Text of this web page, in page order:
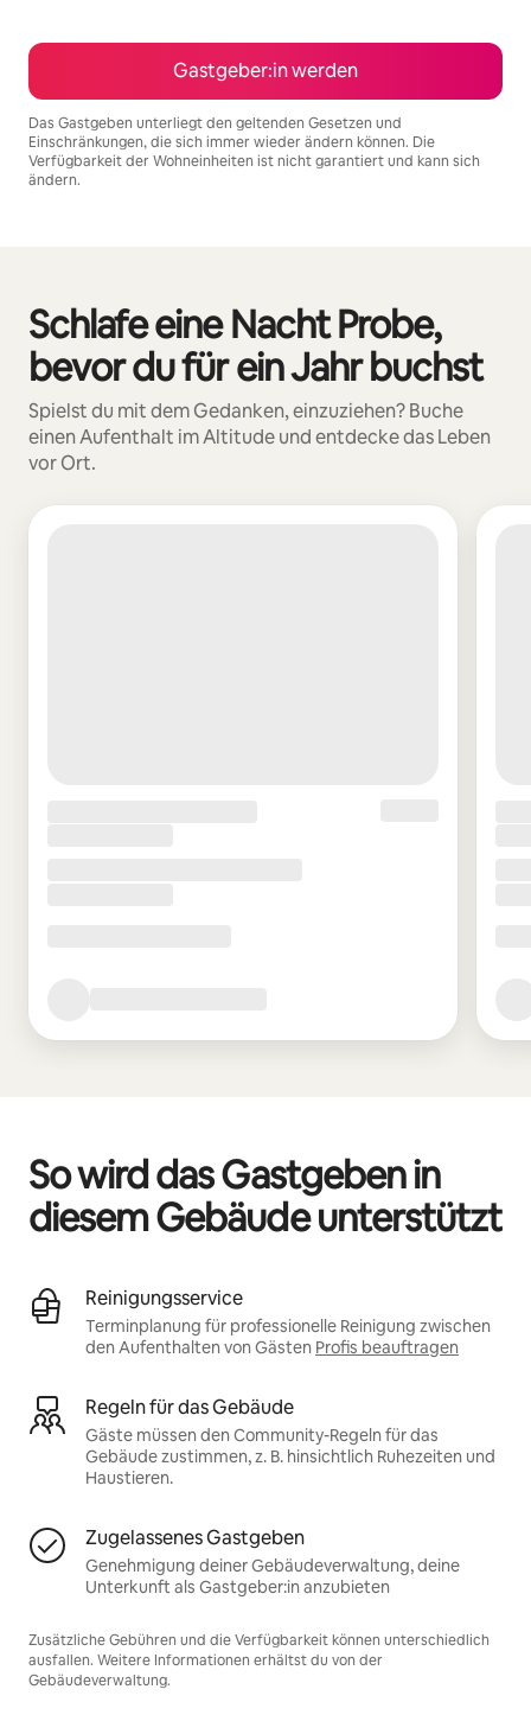
Gastgeber:in werden
Das Gastgeben unterliegt den geltenden Gesetzen und
Einschränkungen, die sich immer wieder ändern können. Die
Verfügbarkeit der Wohneinheiten ist nicht garantiert und kann sich
ändern.
Schlafe eine Nacht Probe,
bevor du für ein Jahr buchst
Spielst du mit dem Gedanken, einzuziehen? Buche
einen Aufenthalt im Altitude und entdecke das Leben
vor Ort.
0 von 0 Artikeln
So wird das Gastgeben in
diesem Gebäude unterstützt
Reinigungsservice
Terminplanung für professionelle Reinigung zwischen
den Aufenthalten von Gästen Profis beauftragen
Regeln für das Gebäude
Gäste müssen den Community-Regeln für das
Gebäude zustimmen, z. B. hinsichtlich Ruhezeiten und
Haustieren.
Zugelassenes Gastgeben
Genehmigung deiner Gebäudeverwaltung, deine
Unterkunft als Gastgeber:in anzubieten
Zusätzliche Gebühren und die Verfügbarkeit können unterschiedlich
ausfallen. Weitere Informationen erhältst du von der
Gebäudeverwaltung.